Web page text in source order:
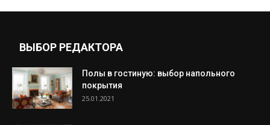
ВЫБОР РЕДАКТОРА
Полы в гостиную: выбор напольного
покрытия
25.01.2021